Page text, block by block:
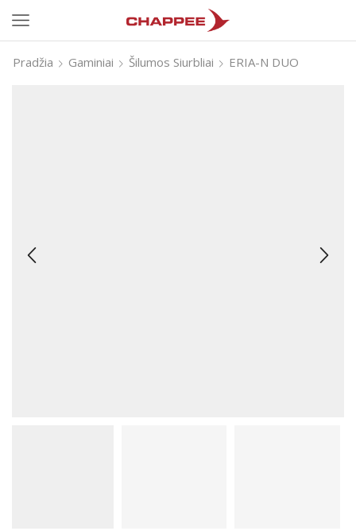
Pradžia Gaminiai Šilumos Siurbliai ERIA-N DUO